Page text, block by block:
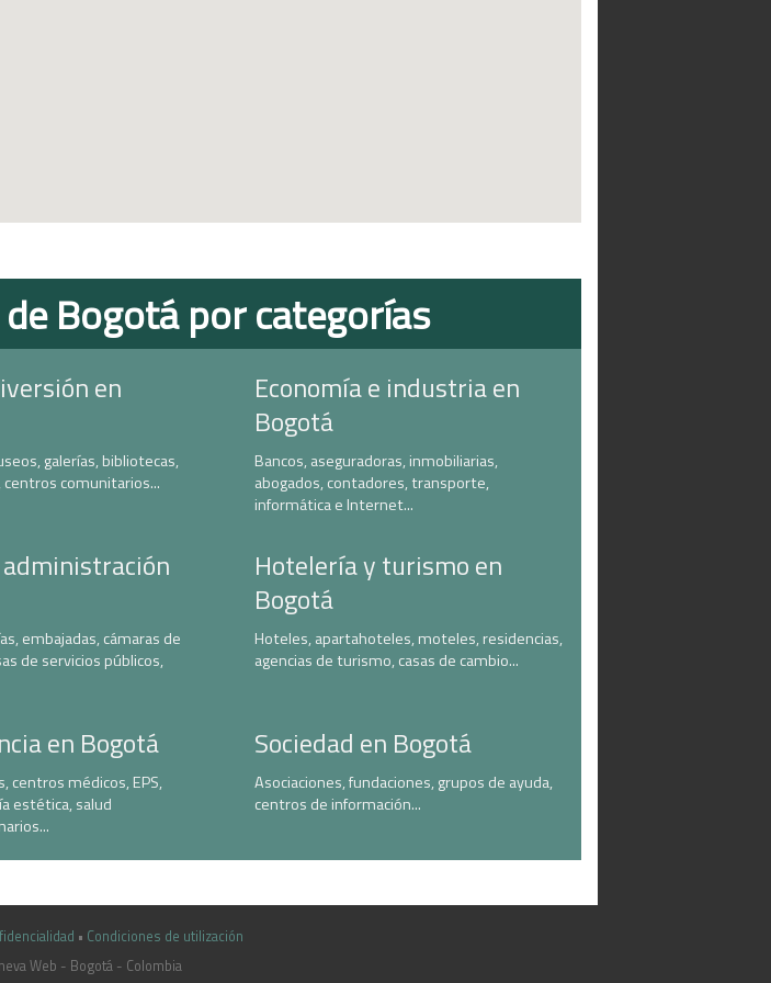
Bogotá por categorías
en
galerías, bibliotecas,
comunitarios...
Economía e industria en
Bogotá
Bancos, aseguradoras, inmobiliarias,
abogados, contadores, transporte,
informática e Internet...
embajadas, cámaras de
de servicios públicos,
Hotelería y turismo en
Bogotá
Hoteles, apartahoteles, moteles, residencias,
agencias de turismo, casas de cambio...
en Bogotá
centros médicos, EPS,
estética, salud
Sociedad en Bogotá
Asociaciones, fundaciones, grupos de ayuda,
centros de información...
• Condiciones de utilización
Web - Bogotá - Colombia